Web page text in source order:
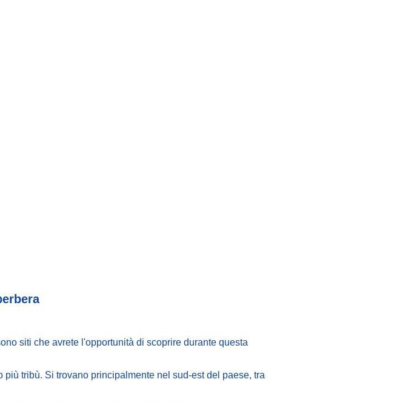
siti che avrete l'opportunità di scoprire durante questa
tribù. Si trovano principalmente nel sud-est del paese, tra